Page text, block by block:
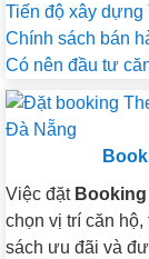
Tiến độ xây
Chính sách bán
Có nên đầu tư
Việc đặt Booking
chọn vị trí căn
sách ưu đãi và